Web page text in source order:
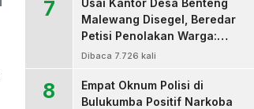
7
Usai Kantor Desa Benteng
Malewang Disegel, Beredar
Petisi Penolakan Warga:
Sekretaris Hingga BPD Turut
Dibaca 7.726 kali
8
Empat Oknum Polisi di
Bulukumba Positif Narkoba